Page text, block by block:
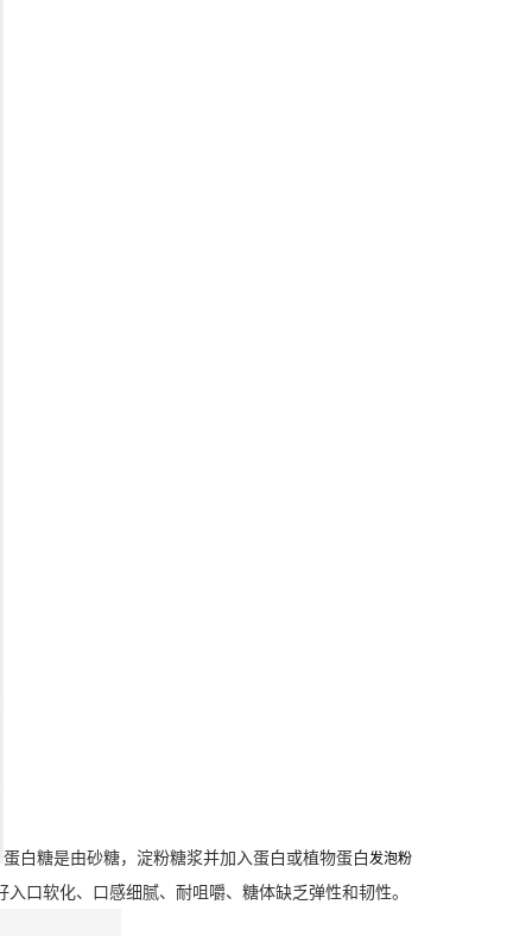
蛋白糖是由砂糖，淀粉糖浆并加入蛋白或植物蛋白发泡粉
口软化、口感细腻、耐咀嚼、糖体缺乏弹性和韧性。